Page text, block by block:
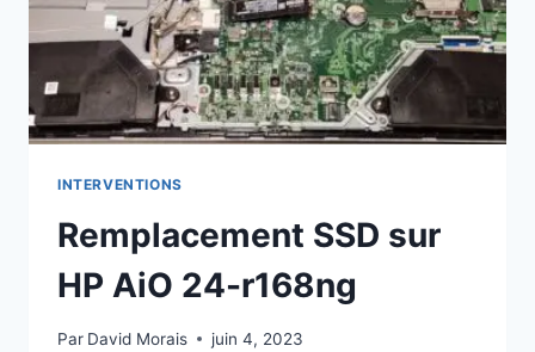
INTERVENTIONS
Remplacement SSD sur
HP AiO 24-r168ng
Par David Morais juin 4, 2023